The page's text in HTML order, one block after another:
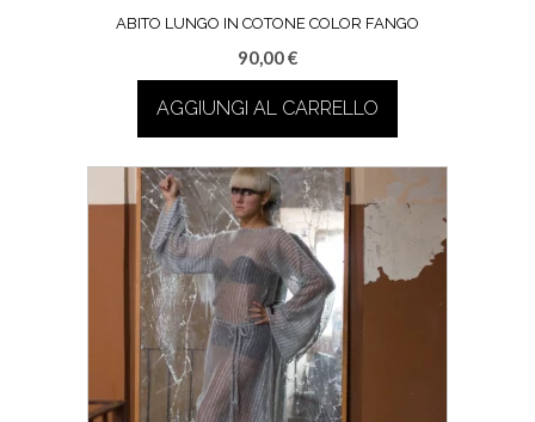
ABITO LUNGO IN COTONE COLOR FANGO
90,00€
AGGIUNGI AL CARRELLO